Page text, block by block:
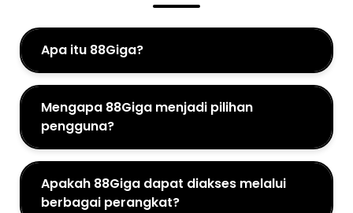
Apa itu 88Giga?
Mengapa 88Giga menjadi pilihan
pengguna?
Apakah 88Giga dapat diakses melalui
berbagai perangkat?